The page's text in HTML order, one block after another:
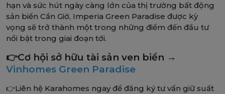
hạn và sức hút ngày càng lớn của thị trường bất động
sản biển Cần Giờ, Imperia Green Paradise được kỳ
vọng sẽ trở thành một trong những điểm đến đầu tư
nổi bật trong giai đoạn tới.
👉Cơ hội sở hữu tài sản ven biển →
Vinhomes Green Paradise
👉Liên hệ Karahomes ngay để đăng ký tư vấn giữ suất